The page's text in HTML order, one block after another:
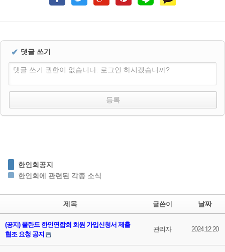
✔ 댓글 쓰기
댓글 쓰기 권한이 없습니다. 로그인 하시겠습니까?
한인회공지
한인회에 관련된 각종 소식
제목 글쓴이 날짜
(공지) 폴란드 한인연합회 회원 가입신청서 제출
협조 요청 공지
관리자 2024.12.20